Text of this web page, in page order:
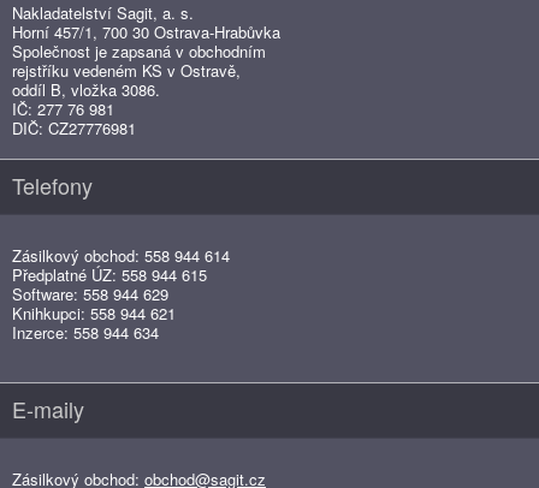
Nakladatelství Sagit, a. s.
Horní 457/1, 700 30 Ostrava-Hrabůvka
Společnost je zapsaná v obchodním
rejstříku vedeném KS v Ostravě,
oddíl B, vložka 3086.
IČ: 277 76 981
DIČ: CZ27776981
Telefony
Zásilkový obchod: 558 944 614
Předplatné ÚZ: 558 944 615
Software: 558 944 629
Knihkupci: 558 944 621
Inzerce: 558 944 634
E-maily
Zásilkový obchod: obchod@sagit.cz